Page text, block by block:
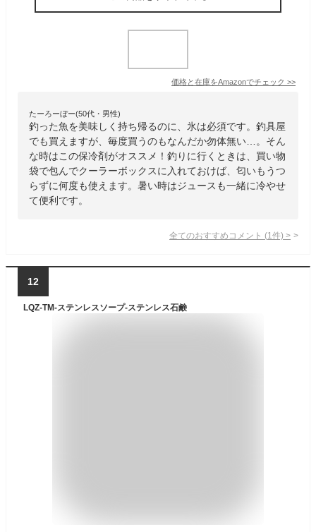
価格と在庫をAmazonでチェック >>
たーろーぼー(50代・男性)
釣った魚を美味しく持ち帰るのに、氷は必須です。釣具屋
でも買えますが、毎度買うのもなんだか勿体無い…。そん
な時はこの保冷剤がオススメ！釣りに行くときは、買い物
袋で包んでクーラーボックスに入れておけば、匂いもうつ
らずに何度も使えます。暑い時はジュースも一緒に冷やせ
て便利です。
全てのおすすめコメント (1 件) >
12
LQZ-TM-ステンレスソープ-ステンレス石鹸